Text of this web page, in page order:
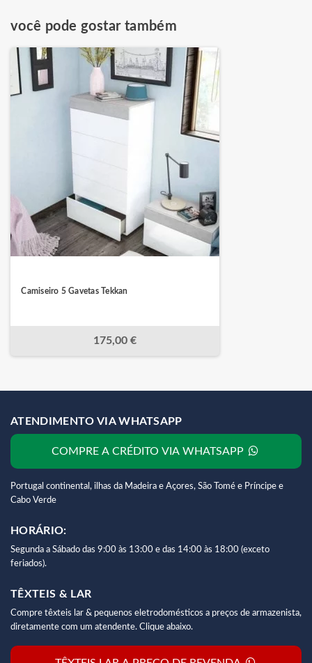
você pode gostar também
Camiseiro 5 Gavetas Tekkan
175,00 €
ATENDIMENTO VIA WHATSAPP
COMPRE A CRÉDITO VIA WHATSAPP
Portugal continental, ilhas da Madeira e Açores, São Tomé e Príncipe e
Cabo Verde
HORÁRIO:
Segunda a Sábado das 9:00 às 13:00 e das 14:00 às 18:00 (exceto
feriados).
TÊXTEIS & LAR
Compre têxteis lar & pequenos eletrodomésticos a preços de armazenista,
diretamente com um atendente. Clique abaixo.